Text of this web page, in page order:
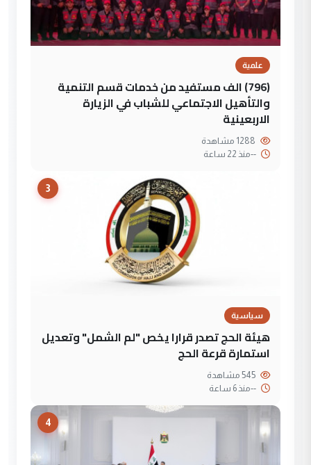
علمية
(796) الف مستفيد من خدمات قسم التنمية
والتأهيل الاجتماعي للشباب في الزيارة
الاربعينية
--منذ 22 ساعة
3
سياسية
هيئة الحج تصدر قرارا يخص "لم الشمل" وتعديل
استمارة قرعة الحج
--منذ 6 ساعة
4